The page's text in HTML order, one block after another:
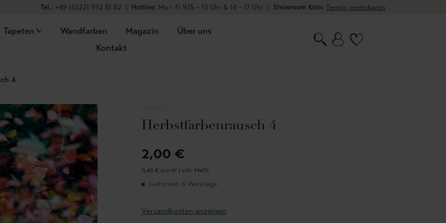
Tel.: +49 (0)221 932 81 82 | Hotline: Mo – Fr 9.15 – 13 Uhr & 14 – 17 Uhr | Showroom Köln: Termin vereinbaren
Tapeten Wandfarben Magazin
Über uns
Kontakt
4
Herbstfarbenrausch 4
2,00 €
0,40 € pro m² | inkl. MwSt.
Lieferzeit: 6 Werktage
Versandkosten anzeigen